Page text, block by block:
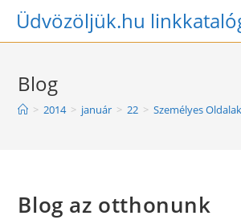
SkipÜdvözöljük.hu
Blog
> 2014 > január > 22 > Személyes
Blog az otthonunk